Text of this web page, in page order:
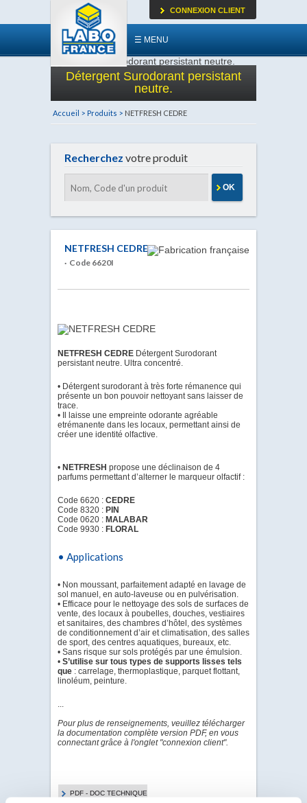
☰ MENU
CONNEXION CLIENT
Détergent Surodorant persistant
neutre.
Accueil > Produits > NETFRESH CEDRE
Recherchez votre produit
OK
NETFRESH CEDRE
· Code 6620I
PDF - DOC TECHNIQUE
NETFRESH CEDRE Détergent Surodorant
persistant neutre. Ultra concentré.
• Détergent surodorant à très forte rémanence qui
présente un bon pouvoir nettoyant sans laisser de
trace.
• Il laisse une empreinte odorante agréable
etrémanente dans les locaux, permettant ainsi de
créer une identité olfactive.
• NETFRESH propose une déclinaison de 4
parfums permettant d’alterner le marqueur olfactif :
Code 6620 : CEDRE
Code 8320 : PIN
Code 0620 : MALABAR
Code 9930 : FLORAL
• Applications
• Non moussant, parfaitement adapté en lavage de
sol manuel, en auto-laveuse ou en pulvérisation.
• Efficace pour le nettoyage des sols de surfaces de
vente, des locaux à poubelles, douches, vestiaires
et sanitaires, des chambres d’hôtel, des systèmes
de conditionnement d’air et climatisation, des salles
de sport, des centres aquatiques, bureaux, etc.
• Sans risque sur sols protégés par une émulsion.
• S’utilise sur tous types de supports lisses tels
que : carrelage, thermoplastique, parquet flottant,
linoléum, peinture.
...
Pour plus de renseignements, veuillez télécharger
la documentation complète version PDF, en vous
connectant grâce à l'onglet "connexion client".